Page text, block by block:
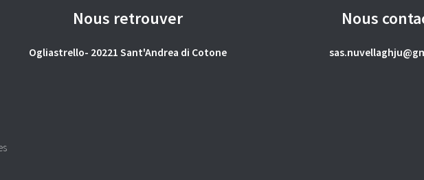
Nous retrouver
Ogliastrello- 20221 Sant'Andrea di Cotone
Nous